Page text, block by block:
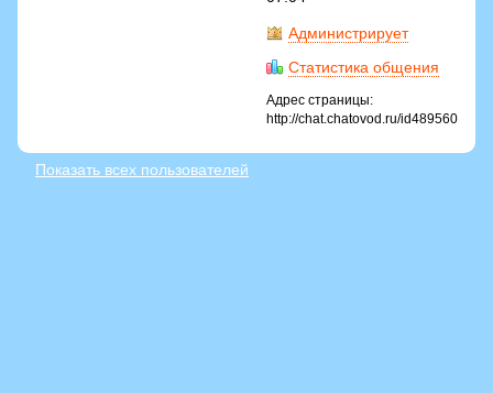
Администрирует
Статистика общения
Адрес страницы:
http://chat.chatovod.ru/id489560
Показать всех пользователей